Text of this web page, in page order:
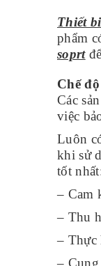
Thiết
phẩm
soprt
Chế
Các
việc
Luôn
khi sử
tốt
– Cam
– Thu
– Thực
–